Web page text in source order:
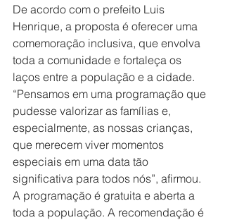
De acordo com o prefeito Luis
Henrique, a proposta é oferecer uma
comemoração inclusiva, que envolva
toda a comunidade e fortaleça os
laços entre a população e a cidade.
“Pensamos em uma programação que
pudesse valorizar as famílias e,
especialmente, as nossas crianças,
que merecem viver momentos
especiais em uma data tão
significativa para todos nós”, afirmou.
A programação é gratuita e aberta a
toda a população. A recomendação é